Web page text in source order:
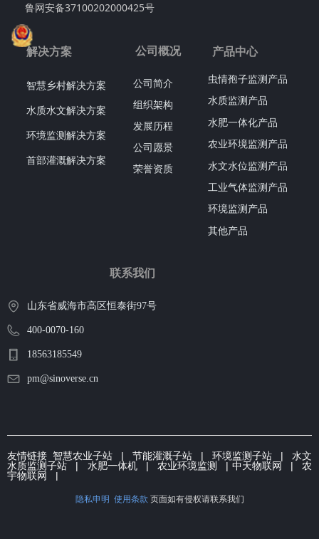
联系我们
山东省威海市高区恒泰街97号
400-0070-160
18563185549
pm@sinoverse.cn
隐私申明 使用条款 页面如有侵权请联系我们
鲁网安备37100202000425号
产品中心
虫情孢子监测产品
水质监测产品
水肥一体化产品
农业环境监测产品
水文水位监测产品
工业气体监测产品
环境监测产品
其他产品
智慧乡村解决方案
水质水文解决方案
环境监测解决方案
首部灌溉解决方案
解决方案
公司简介
组织架构
发展历程
公司愿景
荣誉资质
公司概况
友情链接 智慧农业子站 | 节能灌溉子站 | 环境监测子站 | 水文
水质监测子站 | 水肥一体机| 农业环境监测 | 中天物联网 | 农
宇物联网
|